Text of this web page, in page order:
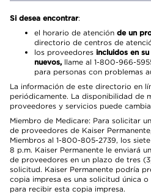
Si desea encontrar:
el horario de atención de un
directorio de centros de
los proveedores incluidos en
nuevos, llame al 1-800-966-
para personas con problemas
La información de este directorio en
periódicamente. La disponibilidad de
proveedores y servicios puede
Miembro de Medicare: Para solicitar
de proveedores de Kaiser
Miembros al 1-800-805-2739, los
8 p.m. Kaiser Permanente le enviará
de proveedores en un plazo de tres
solicitud. Kaiser Permanente podría
copia impresa es una solicitud única
para recibir esta copia impresa.